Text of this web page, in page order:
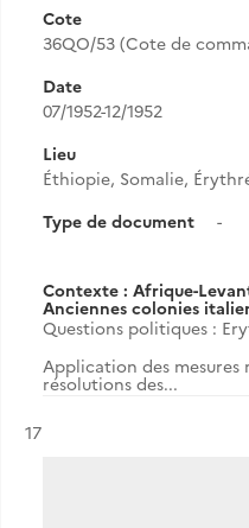
Cote
36QO/53 (Cote de
Date
07/1952-12/1952
Lieu
Éthiopie, Somalie,
Type de document
-
Contexte : Afrique-
Anciennes colonies
Questions politiques :
Application des mesures
résolutions des...
Résultat n°
17